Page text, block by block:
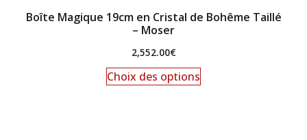
Boîte Magique 19cm en Cristal de Bohême Taillé
– Moser
2,552.00€
Choix des options